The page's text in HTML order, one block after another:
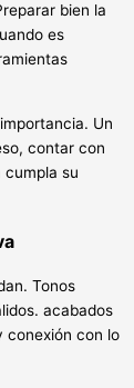
bien la
es
Un
contar con
cumpla su
Tonos
acabados
conexión con lo